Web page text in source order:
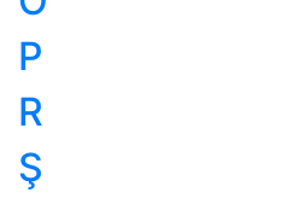
P
R
Ş